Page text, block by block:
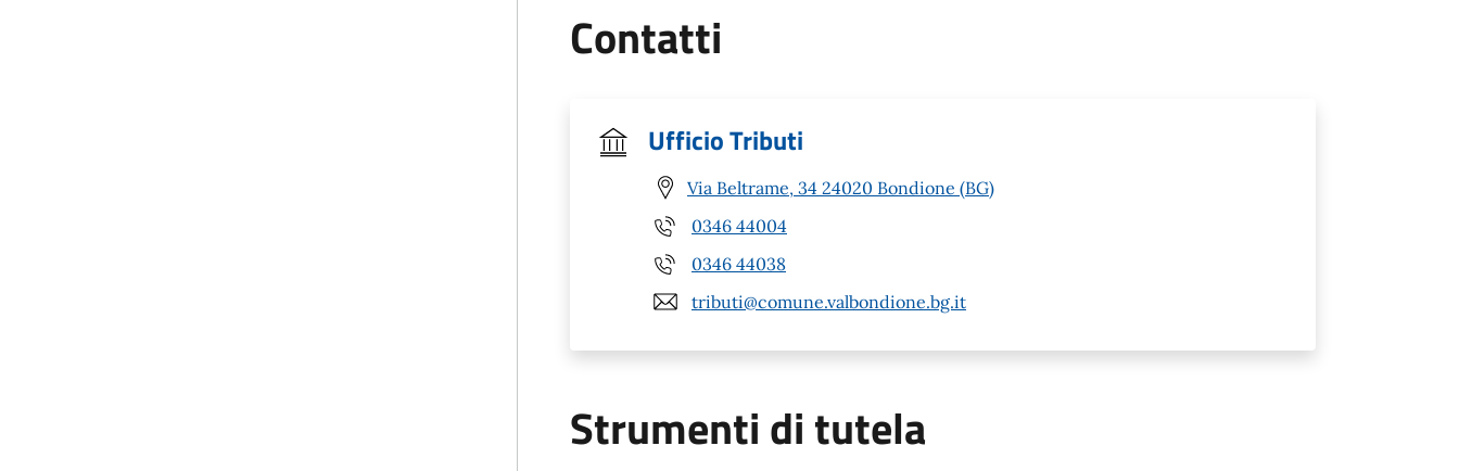
Contatti
Ufficio Tributi
Via Beltrame, 34 24020 Bondione (BG)
0346 44004
0346 44038
tributi@comune.valbondione.bg.it
Strumenti di tutela